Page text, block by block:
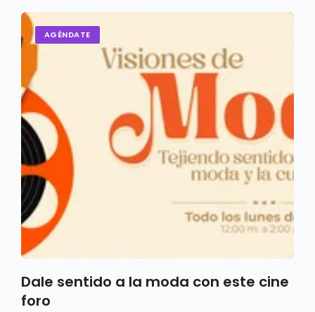
AGÉNDATE
Dale sentido a la moda con este cine
foro